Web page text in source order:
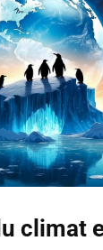
climat